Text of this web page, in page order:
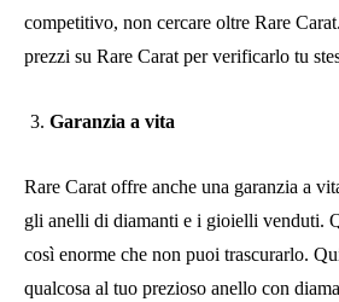
competitivo, non cercare oltre Rare
prezzi su Rare Carat per verificarlo tu
Garanzia a vita
Rare Carat offre anche una garanzia a
gli anelli di diamanti e i gioielli venduti.
così enorme che non puoi trascurarlo.
qualcosa al tuo prezioso anello con